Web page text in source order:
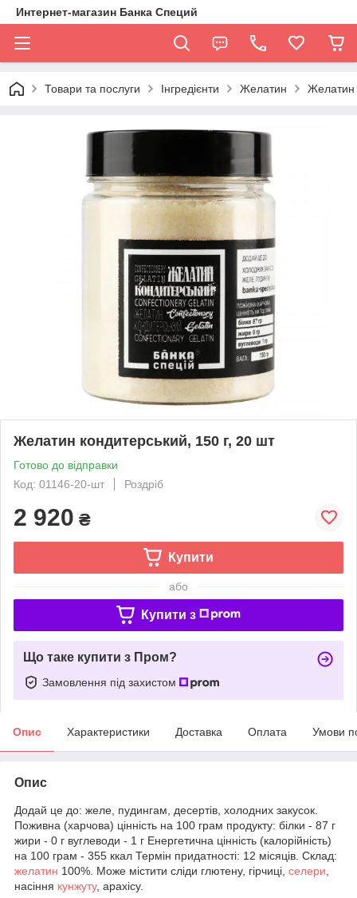
Интернет-магазин Банка Специй
Товари та послуги Інгредієнти Желатин Желатин
Желатин кондитерський, 150 г, 20 шт
Готово до відправки
Код: 01146-20-шт
Роздріб
2 920 ₴
Купити
або
Купити з
Що таке купити з Пром?
Замовлення під захистом
Опис Характеристики Доставка Оплата Умови
Опис
Додай це до: желе, пудингам, десертів, холодних закусок.
Поживна (харчова) цінність на 100 грам продукту: білки - 87 г
жири - 0 г вуглеводи - 1 г Енергетична цінність (калорійність)
на 100 грам - 355 ккал Термін придатності: 12 місяців. Склад:
желатин 100%. Може містити сліди глютену, гірчиці, селери
насіння кунжуту, арахісу.